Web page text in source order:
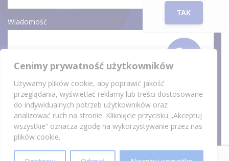
Cenimy prywatność użytkowników
Używamy plików cookie, aby poprawić jakość
przeglądania, wyświetlać reklamy lub treści dostosowane
do indywidualnych potrzeb użytkowników oraz
analizować ruch na stronie. Kliknięcie przycisku „Akceptuj
wszystkie” oznacza zgodę na wykorzystywanie przez nas
plików cookie.
Wiadomość
Wyrażam zgodę na przetwarzane moich danych osobowych będą w celu
udzielenia odpowiedzi na przesłane zapytanie. Więcej wklauzuli informacyjnej
polityce prywatności
TAK